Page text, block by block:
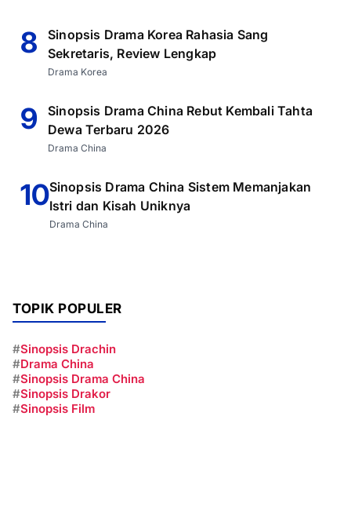
8
Sinopsis Drama Korea Rahasia Sang
Sekretaris, Review Lengkap
Drama Korea
9
Sinopsis Drama China Rebut Kembali Tahta
Dewa Terbaru 2026
Drama China
10Sinopsis Drama China Sistem Memanjakan
Istri dan Kisah Uniknya
Drama China
TOPIK POPULER
#Sinopsis Drachin
#Drama China
#Sinopsis Drama China
#Sinopsis Drakor
#Sinopsis Film